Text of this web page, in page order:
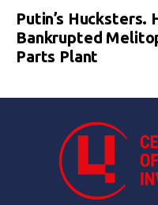
Putin’s Hucksters.
Bankrupted
Parts Plant